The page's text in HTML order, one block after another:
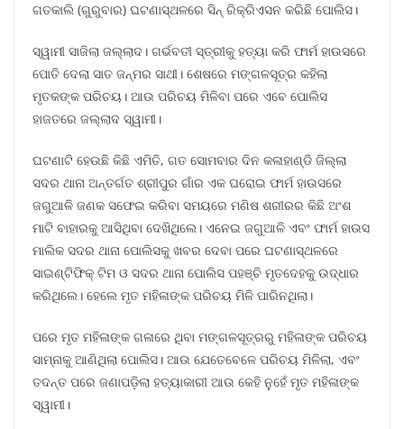
ଗତକାଲି (ଗୁରୁବାର) ଘଟଣାସ୍ଥଳରେ ସିନ୍‌ ରିକ୍ରିଏସନ କରିଛି ପୋଲିସ।
ସ୍ୱାମୀ ସାଜିଲା ଜଲ୍ଲାଦ। ଗର୍ଭବତୀ ସ୍ତ୍ରୀକୁ ହତ୍ୟା କରି ଫାର୍ମ ହାଉସରେ
ପୋତି ଦେଲା ସାତ ଜନ୍ମର ସାଥୀ। ଶେଷରେ ମଙ୍ଗଳସୂତ୍ର କହିଲା
ମୃତକଙ୍କ ପରିଚୟ। ଆଉ ପରିଚୟ ମିଳିବା ପରେ ଏବେ ପୋଲିସ
ହାଜତରେ ଜଲ୍ଲାଦ ସ୍ୱାମୀ।
ଘଟଣାଟି ହେଉଛି କିଛି ଏମିତି, ଗତ ସୋମବାର ଦିନ କଳାହାଣ୍ଡି ଜିଲ୍ଲା
ସଦର ଥାନା ଅନ୍ତର୍ଗତ ଶ୍ରୀପୁର ଗାଁର ଏକ ଘରୋଇ ଫାର୍ମ ହାଉସରେ
ଜଗୁଆଳି ଜଣକ ସଫେଇ କରିବା ସମୟରେ ମଣିଷ ଶରୀରର କିଛି ଅଂଶ
ମାଟି ବାହାରକୁ ଆସିଥିବା ଦେଖିଥିଲେ। ଏନେଇ ଜଗୁଆଳି ଏବଂ ଫାର୍ମ ହାଉସ
ମାଲିକ ସଦର ଥାନା ପୋଲିସକୁ ଖବର ଦେବା ପରେ ଘଟଣାସ୍ଥଳରେ
ସାଇଣ୍ଟିଫିକ୍ ଟିମ ଓ ସଦର ଥାନା ପୋଲିସ ପହଞ୍ଚି ମୃତଦେହକୁ ଉଦ୍ଧାର
କରିଥିଲେ। ହେଲେ ମୃତ ମହିଳାଙ୍କ ପରିଚୟ ମିଳି ପାରିନଥିଲା।
ପରେ ମୃତ ମହିଳାଙ୍କ ଗଳାରେ ଥିବା ମଙ୍ଗଳସୂତ୍ରରୁ ମହିଳାଙ୍କ ପରିଚୟ
ସାମ୍ନାକୁ ଆଣିଥିଲା ପୋଲିସ। ଆଉ ଯେତେବେଳେ ପରିଚୟ ମିଳିଲା, ଏବଂ
ତଦନ୍ତ ପରେ ଜଣାପଡ଼ିଲା ହତ୍ୟାକାରୀ ଆଉ କେହି ନୁହେଁ ମୃତ ମହିଳାଙ୍କ
ସ୍ୱାମୀ।